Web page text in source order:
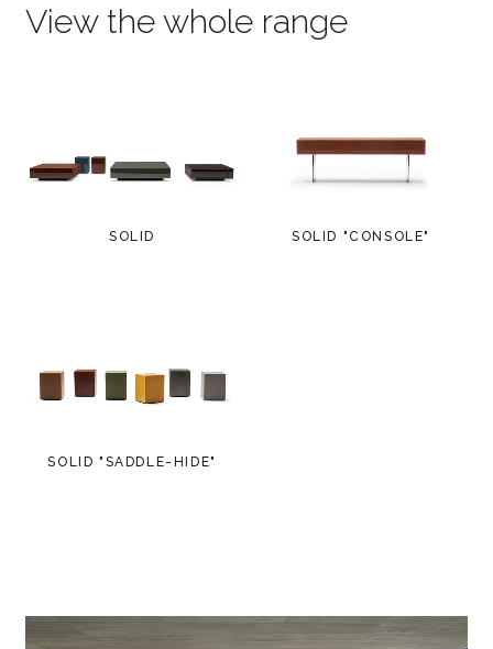
View the whole range
SOLID SOLID "CONSOLE"
SOLID "SADDLE-HIDE"